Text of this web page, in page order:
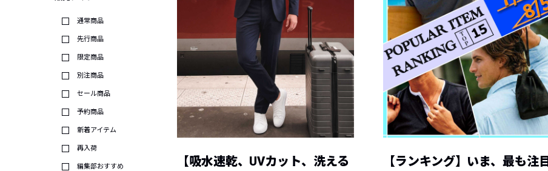
通常商品
先行商品
限定商品
別注商品
セール商品
予約商品
新着アイテム
再入荷
編集部おすすめ
【吸水速乾、UVカット、洗える
【ランキング】いま、最も注目